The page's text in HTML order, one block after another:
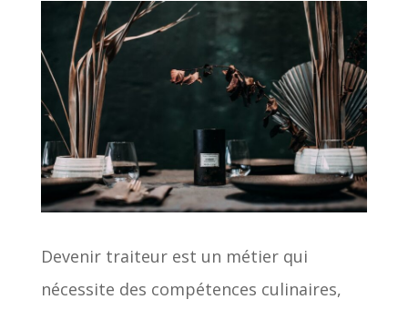
Devenir traiteur est un métier qui
nécessite des compétences culinaires,